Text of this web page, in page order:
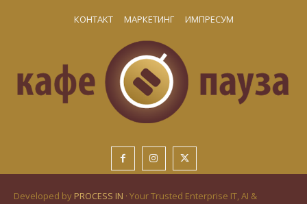
КОНТАКТ МАРКЕТИНГ ИМПРЕСУМ
Developed by PROCESS IN · Your Trusted Enterprise IT, AI &